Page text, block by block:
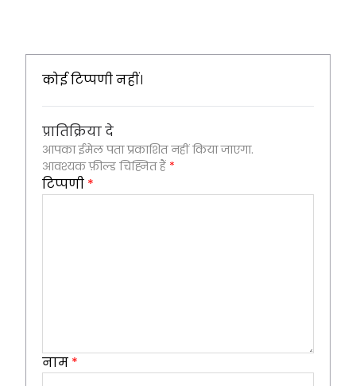
कोई टिप्पणी नहीं।
प्रातिक्रिया दे
आपका ईमेल पता प्रकाशित नहीं किया जाएगा.
आवश्यक फ़ील्ड चिह्नित हैं *
टिप्पणी *
नाम *